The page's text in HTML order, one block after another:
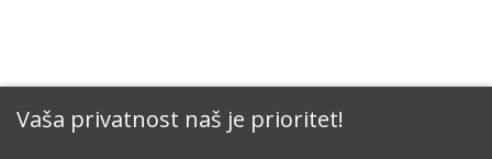
Vaša privatnost naš je prioritet!